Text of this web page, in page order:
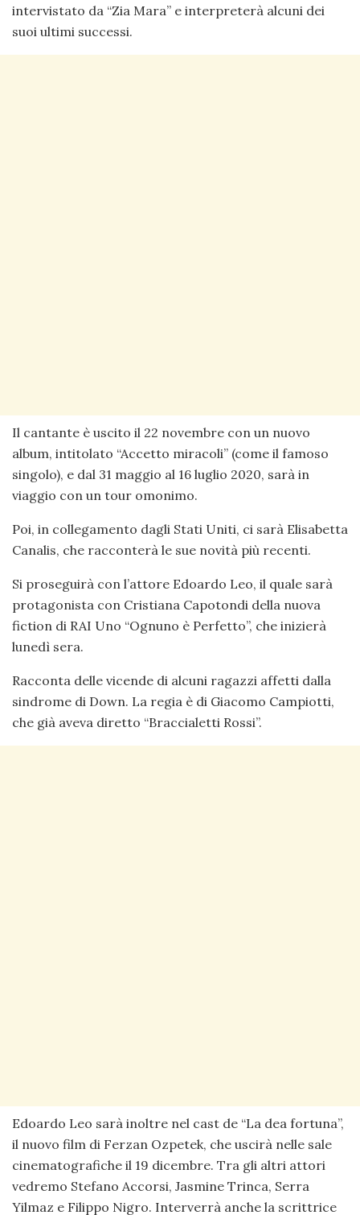
intervistato da “Zia Mara” e interpreterà alcuni dei
suoi ultimi successi.
Il cantante è uscito il 22 novembre con un nuovo
album, intitolato “Accetto miracoli” (come il famoso
singolo), e dal 31 maggio al 16 luglio 2020, sarà in
viaggio con un tour omonimo.
Poi, in collegamento dagli Stati Uniti, ci sarà Elisabetta
Canalis, che racconterà le sue novità più recenti.
Si proseguirà con l’attore Edoardo Leo, il quale sarà
protagonista con Cristiana Capotondi della nuova
fiction di RAI Uno “Ognuno è Perfetto”, che inizierà
lunedì sera.
Racconta delle vicende di alcuni ragazzi affetti dalla
sindrome di Down. La regia è di Giacomo Campiotti,
che già aveva diretto “Braccialetti Rossi”.
Edoardo Leo sarà inoltre nel cast de “La dea fortuna”,
il nuovo film di Ferzan Ozpetek, che uscirà nelle sale
cinematografiche il 19 dicembre. Tra gli altri attori
vedremo Stefano Accorsi, Jasmine Trinca, Serra
Yilmaz e Filippo Nigro. Interverrà anche la scrittrice